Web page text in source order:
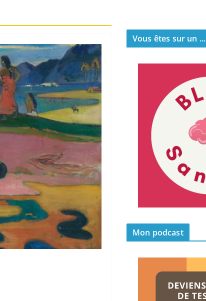
Vous êtes sur un ...
Mon podcast